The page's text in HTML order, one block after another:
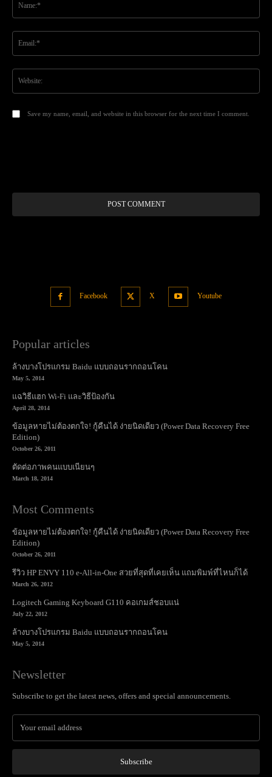
Save my name, email, and website in this browser for the next time I comment.
Facebook X Youtube
Popular articles
ล้างบางโปรแกรม Baidu แบบถอนรากถอนโคน
May 5, 2014
แฉวิธีแฮก Wi-Fi และวิธีป้องกัน
April 28, 2014
ข้อมูลหายไม่ต้องตกใจ! กู้คืนได้ ง่ายนิดเดียว (Power Data Recovery Free
Edition)
October 26, 2011
ตัดต่อภาพคนแบบเนียนๆ
March 18, 2014
Most Comments
ข้อมูลหายไม่ต้องตกใจ! กู้คืนได้ ง่ายนิดเดียว (Power Data Recovery Free
Edition)
October 26, 2011
รีวิว HP ENVY 110 e-All-in-One สวยที่สุดที่เคยเห็น แถมพิมพ์ที่ไหนก็ได้
March 26, 2012
Logitech Gaming Keyboard G110 คอเกมส์ชอบแน่
July 22, 2012
ล้างบางโปรแกรม Baidu แบบถอนรากถอนโคน
May 5, 2014
Newsletter
Subscribe to get the latest news, offers and special announcements.
Subscribe